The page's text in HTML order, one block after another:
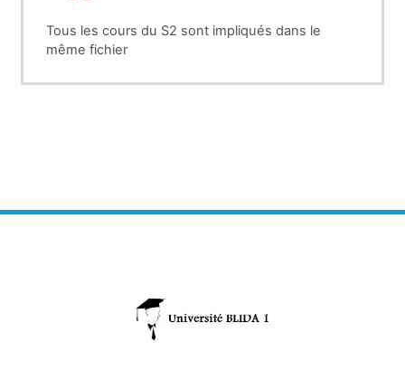
Tous les cours du S2 sont impliqués dans le
même fichier